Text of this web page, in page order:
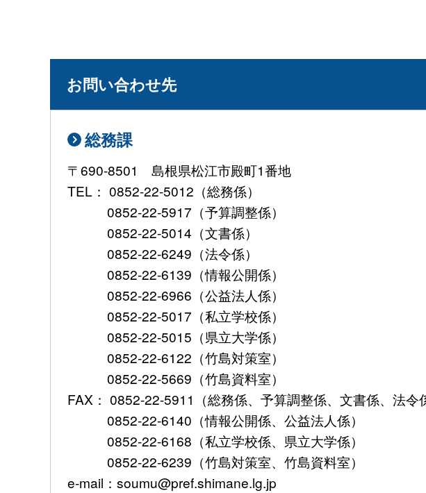
お問い合わせ先
総務課
〒690-8501 島根県松江市殿町1番地
TEL： 0852-22-5012（総務係）
0852-22-5917（予算調整係）
0852-22-5014（文書係）
0852-22-6249（法令係）
0852-22-6139（情報公開係）
0852-22-6966（公益法人係）
0852-22-5017（私立学校係）
0852-22-5015（県立大学係）
0852-22-6122（竹島対策室）
0852-22-5669（竹島資料室）
FAX： 0852-22-5911（総務係、予算調整係、文書係、法令
0852-22-6140（情報公開係、公益法人係）
0852-22-6168（私立学校係、県立大学係）
0852-22-6239（竹島対策室、竹島資料室）
e-mail：soumu@pref.shimane.lg.jp